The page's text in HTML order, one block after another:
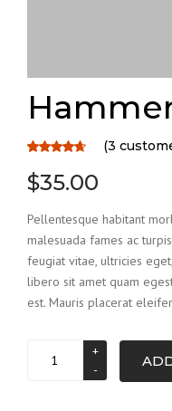
4.67out
on
ratings
(3
$35.00
Pellentesque habitant
malesuada fames ac
feugiat vitae, ultricies
libero sit amet quam
est. Mauris placerat